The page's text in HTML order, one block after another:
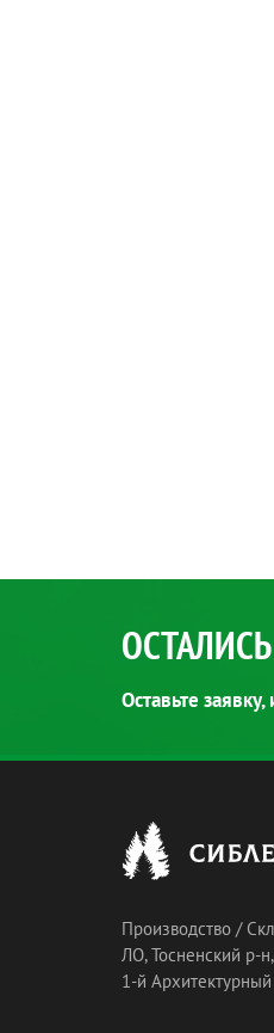
Оставьте
Производство /
ЛО, Тосненский р-
1-й